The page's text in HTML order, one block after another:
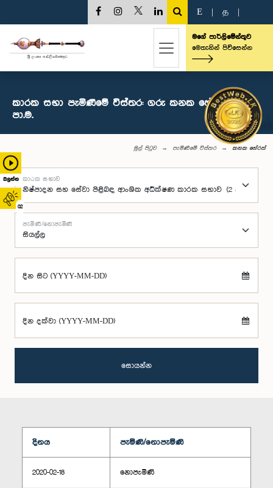
බලන්න
02
E த
මගේ පාර්ලිමේන්තුව
මෙතැනින් පිවිසෙන්න
කාරක සභා පැමිණීමේ විස්තර: ගරු කනක හේරත් මහතා,
පා.ම.
මුල් පිටුව පැමිණීමේ විස්තර කනක හේරත්
කාරක සභාව
පැමිණි/නොපැමිණි
දින සිට (YYYY-MM-DD)
දින දක්වා (YYYY-MM-DD)
සොයන්න
දිනය පැමිණි/නොපැමිණි
2020-02-18 නොපැමිණි